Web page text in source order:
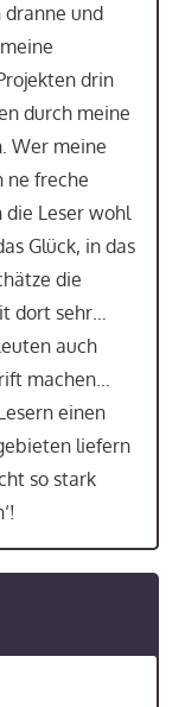
dranne und
drin
durch meine
Wer meine
ne freche
Leser wohl
Glück, in das
die
dort sehr…
auch
machen…
einen
liefern
so stark